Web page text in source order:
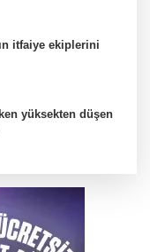
itfaiye ekiplerini
yüksekten düşen
ulaşım hamlesi